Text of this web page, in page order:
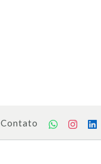
Contato